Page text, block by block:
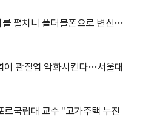
펼치니 폴더블폰으로 변신…
이 관절염 악화시킨다…서울대
르국립대 교수 "고가주택 누진